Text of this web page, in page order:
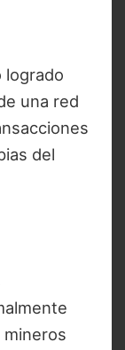
logrado
una red
del